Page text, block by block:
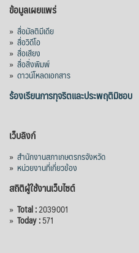
ข้อมูลเผยแพร่
» สื่อมัลติมีเดีย
» สื่อวิดีโอ
» สื่อเสียง
» สื่อสิ่งพิมพ์
» ดาวน์โหลดเอกสาร
ร้องเรียนการทุจริตและประพฤติมิชอบ
เว็บลิงก์
» สำนักงานสภาเกษตรกรจังหวัด
» หน่วยงานที่เกี่ยวข้อง
สถิติผู้ใช้งานเว็บไซต์
» Total :2039001
» Today :571